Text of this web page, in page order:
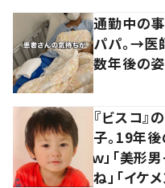
通勤中の
パパ。→医
数年後の
『ビスコ
子。19年
ｗ」「美形
ね」「イケメ